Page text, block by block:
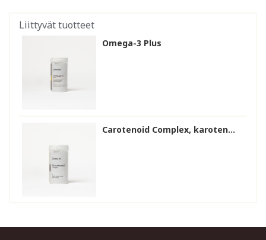
Liittyvät tuotteet
Omega-3 Plus
Carotenoid Complex, karoten...